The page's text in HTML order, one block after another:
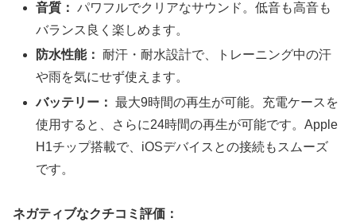
音質： パワフルでクリアなサウンド。低音も高音も
バランス良く楽しめます。
防水性能： 耐汗・耐水設計で、トレーニング中の汗
や雨を気にせず使えます。
バッテリー： 最大9時間の再生が可能。充電ケースを
使用すると、さらに24時間の再生が可能です。Apple
H1チップ搭載で、iOSデバイスとの接続もスムーズ
です。
ネガティブなクチコミ評価：